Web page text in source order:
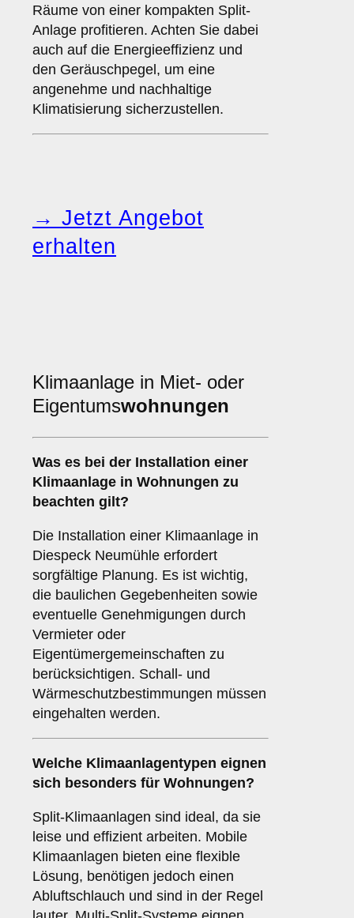
Räume von einer kompakten Split-
Anlage profitieren. Achten Sie dabei
auch auf die Energieeffizienz und
den Geräuschpegel, um eine
angenehme und nachhaltige
Klimatisierung sicherzustellen.
→ Jetzt Angebot
erhalten
Klimaanlage in Miet- oder
Eigentumswohnungen
Was es bei der Installation einer
Klimaanlage in Wohnungen zu
beachten gilt?
Die Installation einer Klimaanlage in
Diespeck Neumühle erfordert
sorgfältige Planung. Es ist wichtig,
die baulichen Gegebenheiten sowie
eventuelle Genehmigungen durch
Vermieter oder
Eigentümergemeinschaften zu
berücksichtigen. Schall- und
Wärmeschutzbestimmungen müssen
eingehalten werden.
Welche Klimaanlagentypen eignen
sich besonders für Wohnungen?
Split-Klimaanlagen sind ideal, da sie
leise und effizient arbeiten. Mobile
Klimaanlagen bieten eine flexible
Lösung, benötigen jedoch einen
Abluftschlauch und sind in der Regel